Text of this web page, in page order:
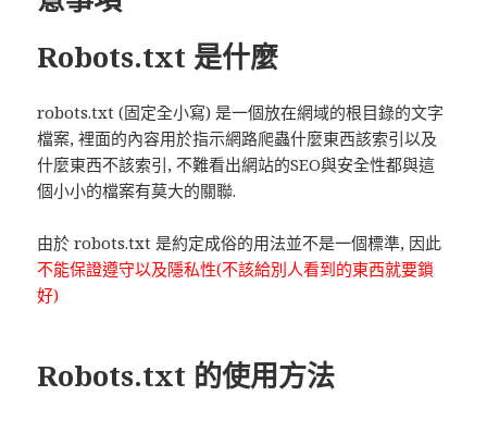
Robots.txt 是什麼
robots.txt (固定全小寫) 是一個放在網域的根目錄的文字
檔案, 裡面的內容用於指示網路爬蟲什麼東西該索引以及
什麼東西不該索引, 不難看出網站的SEO與安全性都與這
個小小的檔案有莫大的關聯.
由於 robots.txt 是約定成俗的用法並不是一個標準, 因此
不能保證遵守以及隱私性(不該給別人看到的東西就要鎖
好)
Robots.txt 的使用方法